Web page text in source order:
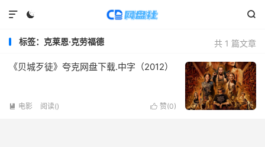
 

共 1 篇文章
标签：克莱恩·克劳福德
《贝城歹徒》夸克网盘下载.中字（2012）
 赞(0)
 电影 阅读()